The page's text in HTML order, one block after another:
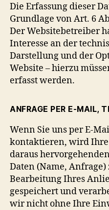
Die Erfassung dieser
Grundlage von Art. 6
Der Websitebetreiber
Interesse an der
Darstellung und der
Website – hierzu
erfasst werden.
ANFRAGE PER E-MAIL,
Wenn Sie uns per E-
kontaktieren, wird
daraus
Daten (Name,
Bearbeitung Ihres
gespeichert und
wir nicht ohne Ihre